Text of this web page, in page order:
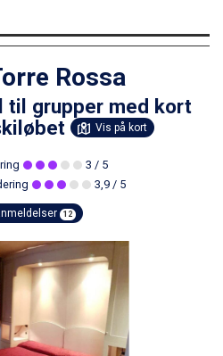
Rossa
til grupper med kort
Vis på kort
3 / 5
3,9/ 5
12